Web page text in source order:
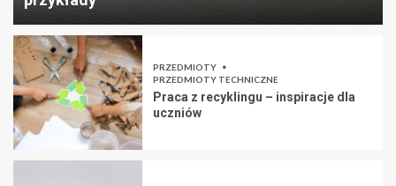
PRZEDMIOTY
PRZEDMIOTY TECHNICZNE
Praca z recyklingu – inspiracje dla
uczniów